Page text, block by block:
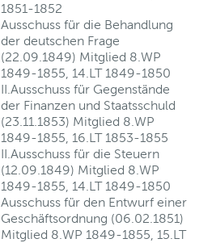
1851-1852
Ausschuss für die Behandlung
der deutschen Frage
(22.09.1849) Mitglied 8.WP
1849-1855, 14.LT 1849-1850
II.Ausschuss für Gegenstände
der Finanzen und Staatsschuld
(23.11.1853) Mitglied 8.WP
1849-1855, 16.LT 1853-1855
II.Ausschuss für die Steuern
(12.09.1849) Mitglied 8.WP
1849-1855, 14.LT 1849-1850
Ausschuss für den Entwurf einer
Geschäftsordnung (06.02.1851)
Mitglied 8.WP 1849-1855, 15.LT